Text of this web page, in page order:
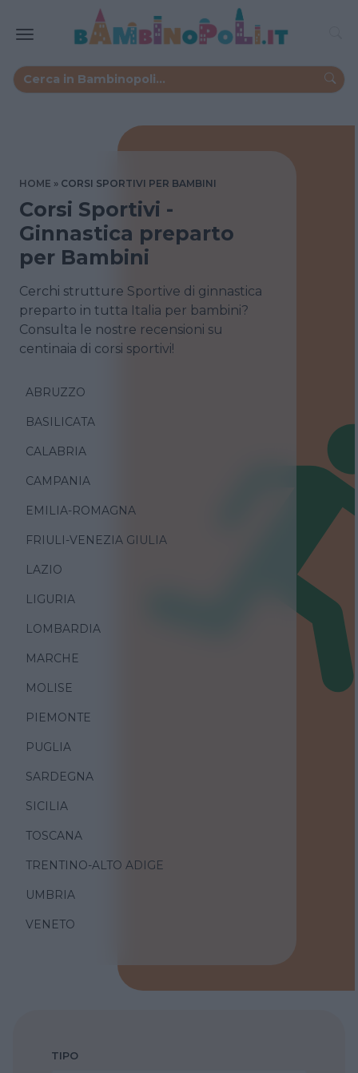
HOME CORSI SPORTIVI PER BAMBINI
Corsi Sportivi -
Ginnastica preparto
per Bambini
Cerchi strutture Sportive di ginnastica
preparto in tutta Italia per bambini?
Consulta le nostre recensioni su
centinaia di corsi sportivi!
ABRUZZO
BASILICATA
CALABRIA
CAMPANIA
EMILIA-ROMAGNA
FRIULI-VENEZIA GIULIA
LAZIO
LIGURIA
LOMBARDIA
MARCHE
MOLISE
PIEMONTE
PUGLIA
SARDEGNA
SICILIA
TOSCANA
TRENTINO-ALTO ADIGE
UMBRIA
VENETO
TIPO